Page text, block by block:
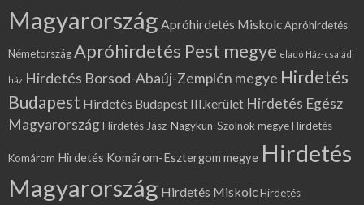
Magyarország Apróhirdetés MiskolcApróhirdetés
NémetországApróhirdetés Pest megye eladó Ház-családi
ház Hirdetés Borsod-Abaúj-Zemplén megye Hirdetés
Budapest Hirdetés Budapest III.kerület Hirdetés Egész
MagyarországHirdetés Jász-Nagykun-Szolnok megyeHirdetés
Komárom Hirdetés Komárom-Esztergom megye Hirdetés
Magyarország Hirdetés MiskolcHirdetés